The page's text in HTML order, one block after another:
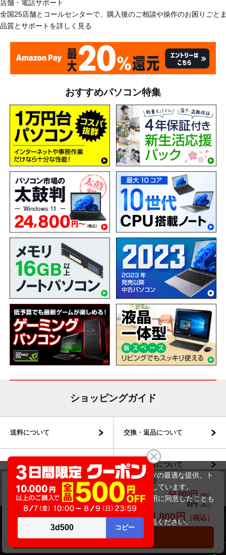
富士通 LIFEBOOK A5510/F（第10世代CPU）
商品価格(税込) 44,800円
オプション小計価格(税込)
0円
商品合計価格(税込)
44,800円
カートに入れる
店舗・電話サポート
全国25店舗とコールセンターで、購入後のご相談や操作のお困りごと
品質とサポートを詳しく見る
おすすめパソコン特集
ショッピングガイド
送料について 交換・返品について
お届けについて 商品・保証について
当サイトでは利用体験の向上およびコンテンツの最適な提供、ト
ラフィックの分析を目的としてCookieを使用しています。
サイトの閲覧を継続された場合、Cookieの利用に同意したことも
のといたします。
をご確認ください。
承諾する